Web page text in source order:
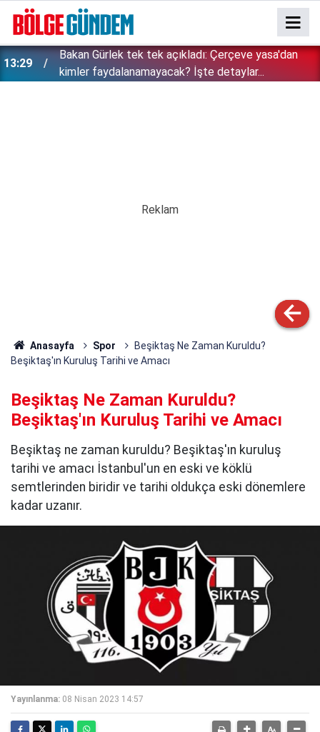
13:29
Bakan Gürlek tek tek açıkladı: Çerçeve yasa'dan
kimler faydalanamayacak? İşte detaylar...
Anasayfa Spor
Beşiktaş Ne Zaman Kuruldu?
Beşiktaş'ın Kuruluş Tarihi ve Amacı
Beşiktaş Ne Zaman Kuruldu?
Beşiktaş'ın Kuruluş Tarihi ve Amacı
Beşiktaş ne zaman kuruldu? Beşiktaş'ın kuruluş
tarihi ve amacı İstanbul'un en eski ve köklü
semtlerinden biridir ve tarihi oldukça eski dönemlere
kadar uzanır.
Yayınlanma: 08 Nisan 2023 14:57